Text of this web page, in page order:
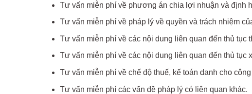
Tư vấn miễn phí về phương án chia lợi nhuận và định
Tư vấn miễn phí về pháp lý về quyền và trách nhiệm
Tư vấn miễn phí về các nội dung liên quan đến thủ tục
Tư vấn miễn phí về các nội dung liên quan đến thủ tục
Tư vấn miễn phí về chế độ thuế, kế toán danh cho
Tư vấn miễn phí các vấn đề pháp lý có liên quan khác.